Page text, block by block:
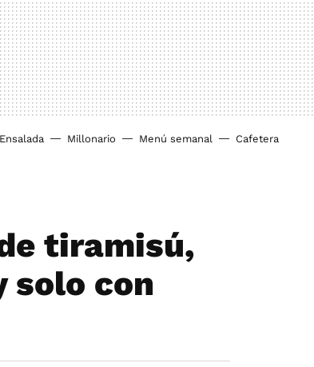
Ensalada Millonario Menú semanal Cafetera
tiramisú,
solo con